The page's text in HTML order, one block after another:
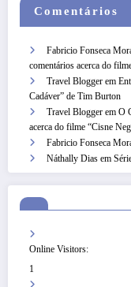
Comentários
Fabricio Fonseca
comentários acerca do
Travel Blogger em
Cadáver” de Tim Burton
Travel Blogger em O
acerca do filme “Cisne
Fabricio Fonseca
Náthally Dias em
Online Visitors:
1